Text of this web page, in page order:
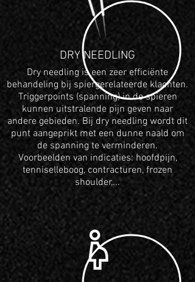
DRY NEEDLING
Dry needling is een zeer efficiënte
behandeling bij spiergerelateerde klachten.
Triggerpoints (spanning) in de spieren
kunnen uitstralende pijn geven naar
andere gebieden. Bij dry needling wordt dit
punt aangeprikt met een dunne naald om
de spanning te verminderen.
Voorbeelden van indicaties: hoofdpijn,
tenniselleboog, contracturen, frozen
shoulder,...